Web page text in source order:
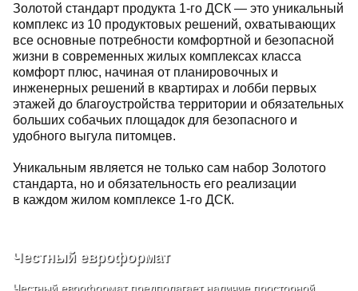
Золотой стандарт продукта 1-го ДСК — это уникальный
комплекс из 10 продуктовых решений, охватывающих
все основные потребности комфортной и безопасной
жизни в современных жилых комплексах класса
комфорт плюс, начиная от планировочных и
инженерных решений в квартирах и лобби первых
этажей до благоустройства территории и обязательных
больших собачьих площадок для безопасного и
удобного выгула питомцев.
Уникальным является не только сам набор Золотого
стандарта, но и обязательность его реализации
в каждом жилом комплексе 1-го ДСК.
Честный евроформат
Честный евроформат предполагает наличие просторной